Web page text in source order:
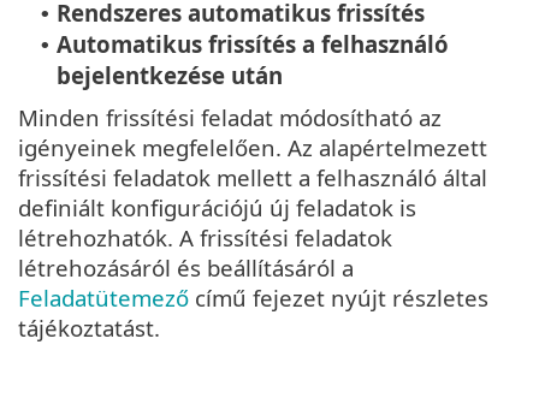
• Rendszeres automatikus frissítés
• Automatikus frissítés a felhasználó
bejelentkezése után
Minden frissítési feladat módosítható az
igényeinek megfelelően. Az alapértelmezett
frissítési feladatok mellett a felhasználó által
definiált konfigurációjú új feladatok is
létrehozhatók. A frissítési feladatok
létrehozásáról és beállításáról a
Feladatütemező című fejezet nyújt részletes
tájékoztatást.